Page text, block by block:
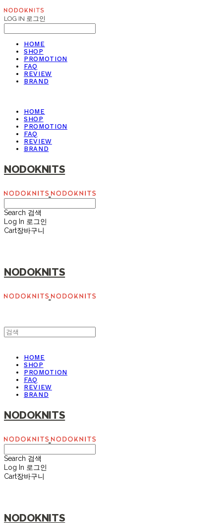
LOG IN 로그인
HOME
SHOP
PROMOTION
FAQ
REVIEW
BRAND
HOME
SHOP
PROMOTION
FAQ
REVIEW
BRAND
NODOKNITS
Search 검색
Log In 로그인
Cart장바구니
NODOKNITS
HOME
SHOP
PROMOTION
FAQ
REVIEW
BRAND
NODOKNITS
Search 검색
Log In 로그인
Cart장바구니
NODOKNITS